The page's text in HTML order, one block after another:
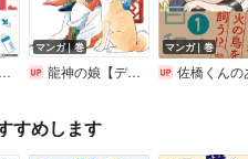
マンガ｜巻
龍神の娘【デジタル版限定特典付き】
マンガ｜巻
佐橋くんのあやかし日和【電子特典
すめします